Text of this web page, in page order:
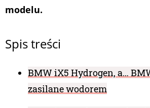
modelu.
Spis treści
BMW iX5 Hydrogen, a…
zasilane wodorem